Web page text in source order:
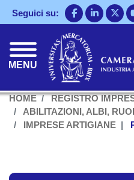
Seguici su:
MENU
HOME
REGISTRO
ABILITAZIONI, ALBI,
IMPRESE ARTIGIANE